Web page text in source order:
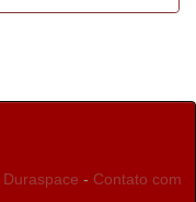
Duraspace - Contato com